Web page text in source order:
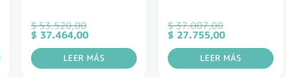
$53.520,00
El
precio
original
era:
$ 53.520,00.
$ 37.464,00El
precio
actual
es:
$ 37.464,00.
LEER MÁS
$37.007,00
El
precio
original
era:
$ 37.007,00.
$ 27.755,00El
precio
actual
es:
$ 27.755,00.
LEER MÁS